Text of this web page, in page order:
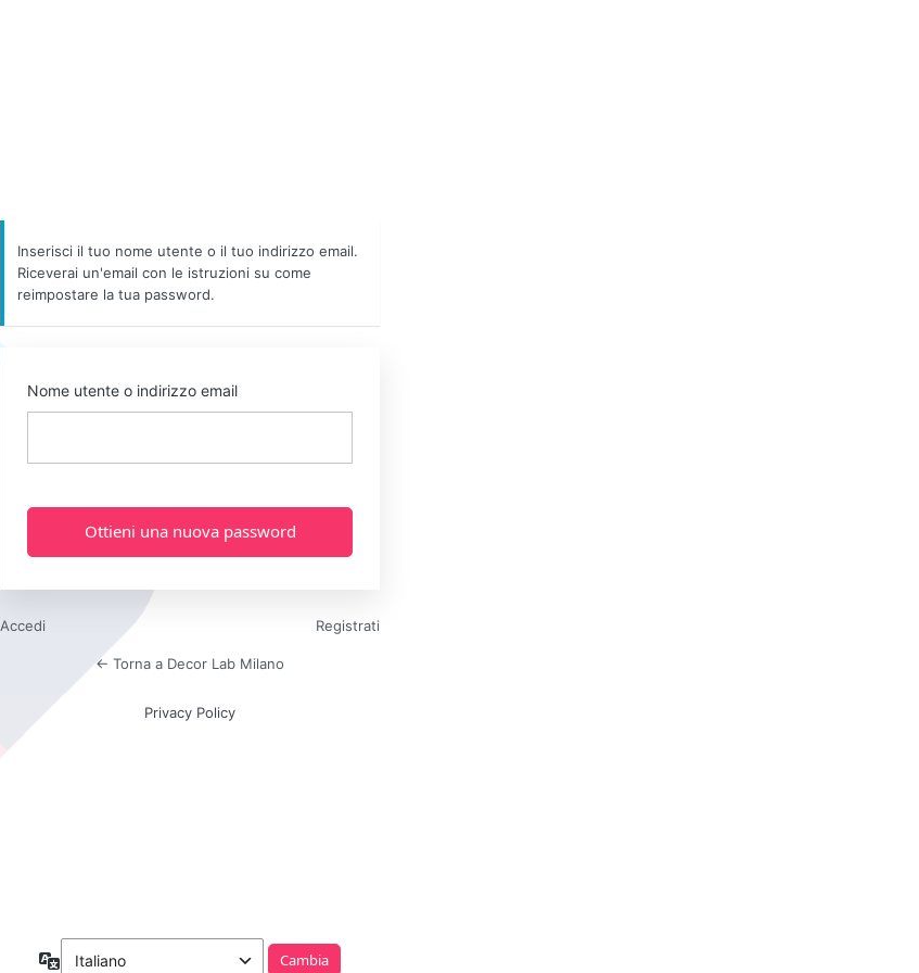
Inserisci il tuo nome utente o il tuo indirizzo email.
Riceverai un'email con le istruzioni su come
reimpostare la tua password.
Nome utente o indirizzo email
Accedi Registrati
← Torna a Decor Lab Milano
Privacy Policy
Lingua